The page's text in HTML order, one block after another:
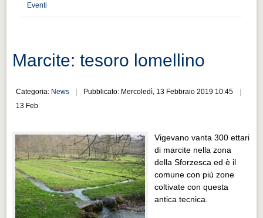
Distretto industriale
Cultura e turismo 4.0
Cultura e turismo 4.0
PROGETTI
Progetti Aperti
Progetti Aperti
Progetti Realizzati
Progetti Realizzati
Eventi
Marcite: tesoro lomellino
Categoria: News
Pubblicato: Mercoledì, 13 Febbraio 2019 10:45
13 Feb
Vigevano vanta 300 ettari
di marcite nella zona
della Sforzesca ed è il
comune con più zone
coltivate con questa
antica tecnica.